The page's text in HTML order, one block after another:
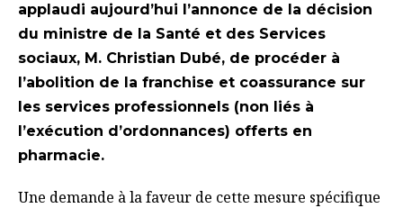
applaudi aujourd’hui l’annonce de la décision
du ministre de la Santé et des Services
sociaux, M. Christian Dubé, de procéder à
l’abolition de la franchise et coassurance sur
les services professionnels (non liés à
l’exécution d’ordonnances) offerts en
pharmacie.
Une demande à la faveur de cette mesure spécifique